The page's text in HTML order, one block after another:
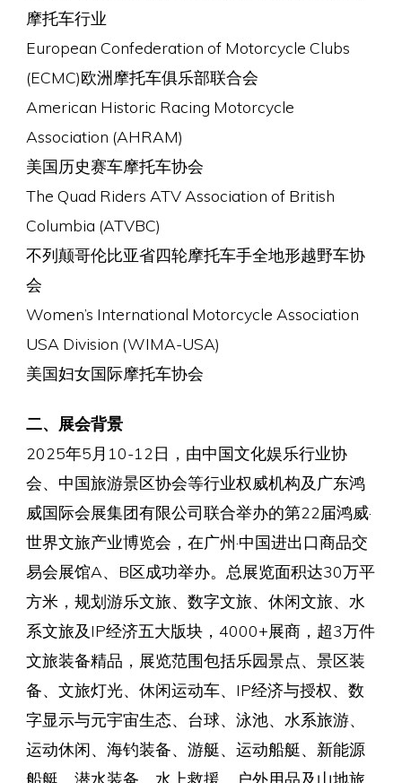
摩托车行业
European Confederation of Motorcycle Clubs
(ECMC)欧洲摩托车俱乐部联合会
American Historic Racing Motorcycle
Association (AHRAM)
美国历史赛车摩托车协会
The Quad Riders ATV Association of British
Columbia (ATVBC)
不列颠哥伦比亚省四轮摩托车手全地形越野车协
会
Women’s International Motorcycle Association
USA Division (WIMA-USA)
美国妇女国际摩托车协会
二、展会背景
2025年5月10-12日，由中国文化娱乐行业协
会、中国旅游景区协会等行业权威机构及广东鸿
威国际会展集团有限公司联合举办的第22届鸿威·
世界文旅产业博览会，在广州·中国进出口商品交
易会展馆A、B区成功举办。总展览面积达30万平
方米，规划游乐文旅、数字文旅、休闲文旅、水
系文旅及IP经济五大版块，4000+展商，超3万件
文旅装备精品，展览范围包括乐园景点、景区装
备、文旅灯光、休闲运动车、IP经济与授权、数
字显示与元宇宙生态、台球、泳池、水系旅游、
运动休闲、海钓装备、游艇、运动船艇、新能源
船艇、潜水装备、水上救援、户外用品及山地旅